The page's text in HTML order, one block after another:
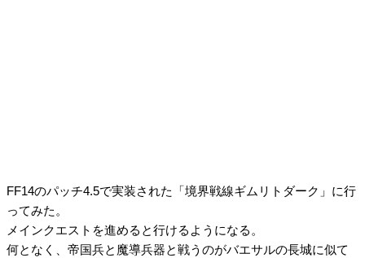
FF14のパッチ4.5で実装された「境界戦線ギムリトダーク」に行
ってみた。
メインクエストを進めると行けるようになる。
何となく、帝国兵と魔導兵器と戦うのがバエサルの長城に似て